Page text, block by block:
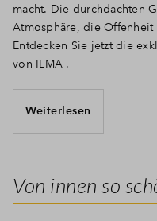
macht. Die durchdachten
Atmosphäre, die
Entdecken Sie jetzt die
von ILMA .
Weiterlesen
Von innen so